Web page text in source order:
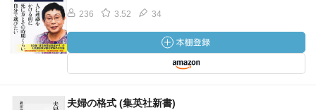
236 3.52 34
夫婦の格式 (集英社新書)